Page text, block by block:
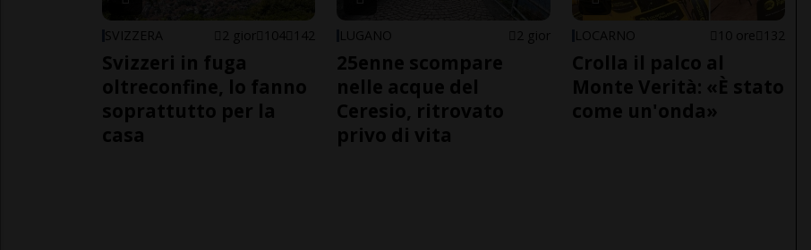
SVIZZERA 2 gior 104 142
Svizzeri in fuga
oltreconfine, lo fanno
soprattutto per la
casa
LUGANO 2 gior
25enne scompare
nelle acque del
Ceresio, ritrovato
privo di vita
LOCARNO 10 ore 132
Crolla il palco al
Monte Verità: «È stato
come un'onda»